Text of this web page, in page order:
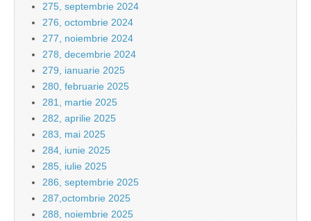
275, septembrie 2024
276, octombrie 2024
277, noiembrie 2024
278, decembrie 2024
279, ianuarie 2025
280, februarie 2025
281, martie 2025
282, aprilie 2025
283, mai 2025
284, iunie 2025
285, iulie 2025
286, septembrie 2025
287,octombrie 2025
288, noiembrie 2025